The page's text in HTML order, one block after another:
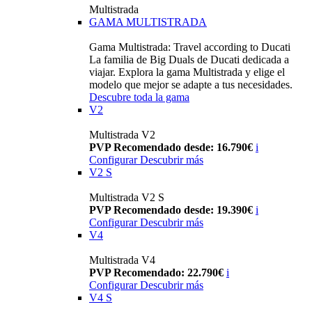
Multistrada
GAMA MULTISTRADA
Gama Multistrada: Travel according to Ducati
La familia de Big Duals de Ducati dedicada a
viajar. Explora la gama Multistrada y elige el
modelo que mejor se adapte a tus necesidades.
Descubre toda la gama
V2
Multistrada V2
PVP Recomendado desde: 16.790€ i
Configurar Descubrir más
V2 S
Multistrada V2 S
PVP Recomendado desde: 19.390€ i
Configurar Descubrir más
V4
Multistrada V4
PVP Recomendado: 22.790€ i
Configurar Descubrir más
V4 S